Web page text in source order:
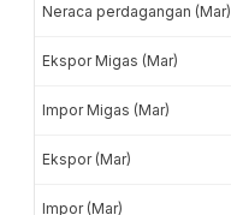
Neraca perdagangan (Mar)
Ekspor Migas (Mar)
Impor Migas (Mar)
Ekspor (Mar)
Impor (Mar)